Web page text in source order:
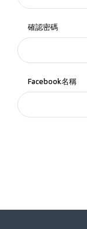
確認密碼
Facebook名稱